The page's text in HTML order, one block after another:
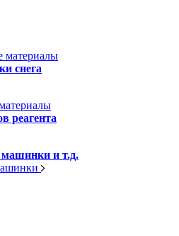
материалы
снега
реагента
и т.д.